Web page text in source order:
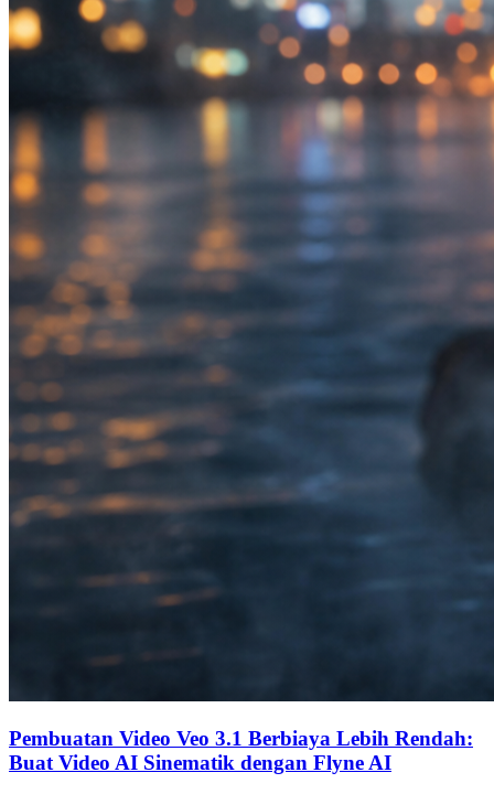
Pembuatan Video Veo 3.1 Berbiaya Lebih Rendah:
Buat Video AI Sinematik dengan Flyne AI